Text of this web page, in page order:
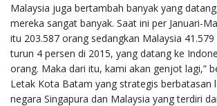
Malaysia juga bertambah banyak yang
mereka sangat banyak. Saat ini per Januari-
itu 203.587 orang sedangkan Malaysia
turun 4 persen di 2015, yang datang ke
orang. Maka dari itu, kami akan genjot lagi,”
Letak Kota Batam yang strategis berbatasan
negara Singapura dan Malaysia yang terdiri